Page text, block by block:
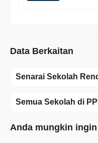
Data Berkaitan
Senarai Sekolah
Semua Sekolah di
Anda mungkin